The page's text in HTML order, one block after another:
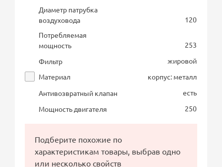
Диаметр патрубка
воздуховода
120
Потребляемая
мощность
253
Фильтр
жировой
Материал
корпус: металл
Антивозвратный клапан
есть
Мощность двигателя
250
Подберите похожие по
характеристикам товары, выбрав одно
или несколько свойств